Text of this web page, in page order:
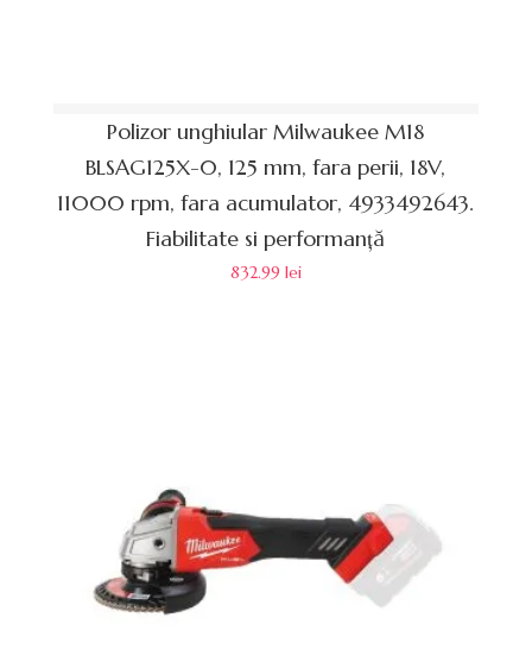
Polizor unghiular Milwaukee M18
BLSAG125X-0, 125 mm, fara perii, 18V,
11000 rpm, fara acumulator, 4933492643.
Fiabilitate si performanță
832.99 lei